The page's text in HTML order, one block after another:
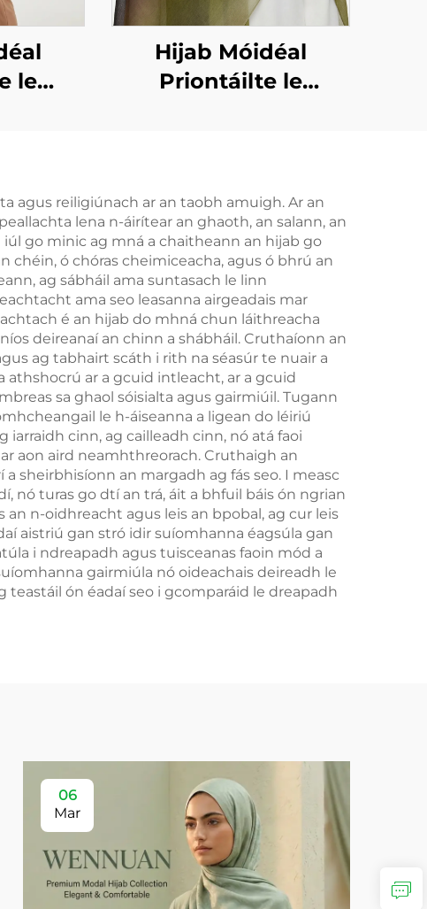
le
Hijab Móidéal
Priontáilte le
agus reiligiúnach ar an taobh amuigh. Ar an
lena n-áirítear an ghaoth, an salann, an
iúl go minic ag mná a chaitheann an hijab go
ó chóras cheimiceacha, agus ó bhrú an
ag sábháil ama suntasach le linn
ama seo leasanna airgeadais mar
é an hijab do mhná chun láithreacha
deireanaí an chinn a shábháil. Cruthaíonn an
ag tabhairt scáth i rith na séasúr te nuair a
ar a gcuid intleacht, ar a gcuid
sa ghaol sóisialta agus gairmiúil. Tugann
le h-áiseanna a ligean do léiriú
cinn, ag cailleadh cinn, nó atá faoi
aon aird neamhthreorach. Cruthaigh an
sheirbhisíonn an margadh ag fás seo. I measc
nó turas go dtí an trá, áit a bhfuil báis ón ngrian
n-oidhreacht agus leis an bpobal, ag cur leis
aistriú gan stró idir suíomhanna éagsúla gan
i ndreapadh agus tuisceanas faoin mód a
gairmiúla nó oideachais deireadh le
ón éadaí seo i gcomparáid le dreapadh
06
Mar